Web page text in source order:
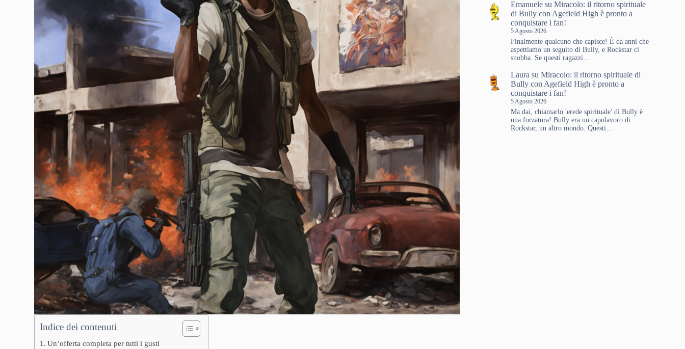
Indice dei contenuti
Un’offerta completa per tutti i gusti
Emanuele suMiracolo: il ritorno spirituale
di Bully con Agefield High è pronto a
conquistare i fan!
5 Agosto 2026
Finalmente qualcuno che capisce! È da anni che
aspettiamo un seguito di Bully, e Rockstar ci
snobba. Se questi ragazzi…
Laura suMiracolo: il ritorno spirituale di
Bully con Agefield High è pronto a
conquistare i fan!
5 Agosto 2026
Ma dai, chiamarlo 'erede spirituale' di Bully è
una forzatura! Bully era un capolavoro di
Rockstar, un altro mondo. Questi…